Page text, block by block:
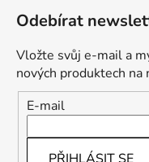
Odebírat
Vložte svůj e-mail a
nových produktech na
E-mail